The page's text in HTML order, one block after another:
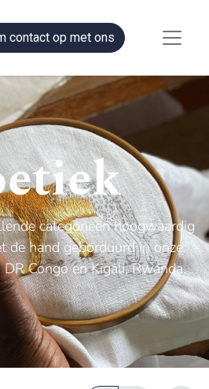
contact op met ons
categorieën hoogwaardig
de hand geborduurd in onze
Congo en Kigali, Rwanda.